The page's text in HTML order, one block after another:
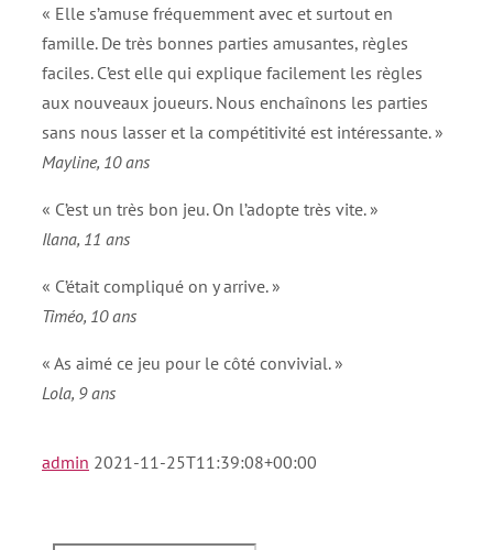
« Elle s’amuse fréquemment avec et surtout en
famille. De très bonnes parties amusantes, règles
faciles. C’est elle qui explique facilement les règles
aux nouveaux joueurs. Nous enchaînons les parties
sans nous lasser et la compétitivité est intéressante. »
Mayline, 10 ans
« C’est un très bon jeu. On l’adopte très vite. »
Ilana, 11 ans
« C’était compliqué on y arrive. »
Timéo, 10 ans
« As aimé ce jeu pour le côté convivial. »
Lola, 9 ans
admin 2021-11-25T11:39:08+00:00